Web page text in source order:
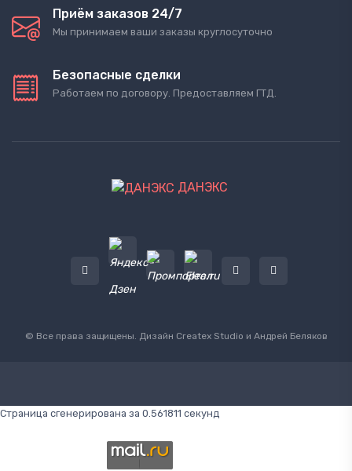
Приём заказов 24/7
Мы принимаем ваши заказы круглосуточно
Безопасные сделки
Работаем по договору. Предоставляем ГТД.
ДАНЭКС
© Все права защищены. Дизайн Createx Studio и Андрей Беляков
Страница сгенерирована за 0.561811 секунд